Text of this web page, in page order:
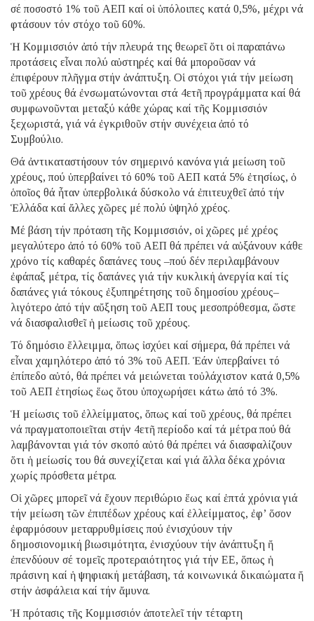
σέ ποσοστό 1% τοῦ ΑΕΠ καί οἱ ὑπόλοιπες κατά 0,5%, μέχρι νά
φτάσουν τόν στόχο τοῦ 60%.
Ἡ Κομμισσιόν ἀπό τήν πλευρά της θεωρεῖ ὅτι οἱ παραπάνω
προτάσεις εἶναι πολύ αὐστηρές καί θά μποροῦσαν νά
ἐπιφέρουν πλῆγμα στήν ἀνάπτυξη. Οἱ στόχοι γιά τήν μείωση
τοῦ χρέους θά ἐνσωματώνονται στά 4ετῆ προγράμματα καί θά
συμφωνοῦνται μεταξύ κάθε χώρας καί τῆς Κομμισσιόν
ξεχωριστά, γιά νά ἐγκριθοῦν στήν συνέχεια ἀπό τό
Συμβούλιο.
Θά ἀντικαταστήσουν τόν σημερινό κανόνα γιά μείωση τοῦ
χρέους, πού ὑπερβαίνει τό 60% τοῦ ΑΕΠ κατά 5% ἐτησίως, ὁ
ὁποῖος θά ἦταν ὑπερβολικά δύσκολο νά ἐπιτευχθεῖ ἀπό τήν
Ἑλλάδα καί ἄλλες χῶρες μέ πολύ ὑψηλό χρέος.
Μέ βάση τήν πρόταση τῆς Κομμισσιόν, οἱ χῶρες μέ χρέος
μεγαλύτερο ἀπό τό 60% τοῦ ΑΕΠ θά πρέπει νά αὐξάνουν κάθε
χρόνο τίς καθαρές δαπάνες τους –πού δέν περιλαμβάνουν
ἐφάπαξ μέτρα, τίς δαπάνες γιά τήν κυκλική ἀνεργία καί τίς
δαπάνες γιά τόκους ἐξυπηρέτησης τοῦ δημοσίου χρέους–
λιγότερο ἀπό τήν αὔξηση τοῦ ΑΕΠ τους μεσοπρόθεσμα, ὥστε
νά διασφαλισθεῖ ἡ μείωσις τοῦ χρέους.
Τό δημόσιο ἔλλειμμα, ὅπως ἰσχύει καί σήμερα, θά πρέπει νά
εἶναι χαμηλότερο ἀπό τό 3% τοῦ ΑΕΠ. Ἐάν ὑπερβαίνει τό
ἐπίπεδο αὐτό, θά πρέπει νά μειώνεται τοὐλάχιστον κατά 0,5%
τοῦ ΑΕΠ ἐτησίως ἕως ὅτου ὑποχωρήσει κάτω ἀπό τό 3%.
Ἡ μείωσις τοῦ ἐλλείμματος, ὅπως καί τοῦ χρέους, θά πρέπει
νά πραγματοποιεῖται στήν 4ετῆ περίοδο καί τά μέτρα πού θά
λαμβάνονται γιά τόν σκοπό αὐτό θά πρέπει νά διασφαλίζουν
ὅτι ἡ μείωσίς του θά συνεχίζεται καί γιά ἄλλα δέκα χρόνια
χωρίς πρόσθετα μέτρα.
Οἱ χῶρες μπορεῖ νά ἔχουν περιθώριο ἕως καί ἑπτά χρόνια γιά
τήν μείωση τῶν ἐπιπέδων χρέους καί ἐλλείμματος, ἐφ’ ὅσον
ἐφαρμόσουν μεταρρυθμίσεις πού ἐνισχύουν τήν
δημοσιονομική βιωσιμότητα, ἐνισχύουν τήν ἀνάπτυξη ἤ
ἐπενδύουν σέ τομεῖς προτεραιότητος γιά τήν ΕΕ, ὅπως ἡ
πράσινη καί ἡ ψηφιακή μετάβαση, τά κοινωνικά δικαιώματα ἤ
στήν ἀσφάλεια καί τήν ἄμυνα.
Ἡ πρότασις τῆς Κομμισσιόν ἀποτελεῖ τήν τέταρτη